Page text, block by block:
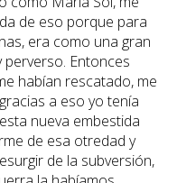
de eso porque para
era como una gran
Entonces
habían rescatado, me
a eso yo tenía
nueva embestida
de esa otredad y
de la subversión,